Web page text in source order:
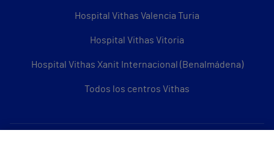
Hospital Vithas Valencia Turia
Hospital Vithas Vitoria
Hospital Vithas Xanit Internacional (Benalmádena)
Todos los centros Vithas